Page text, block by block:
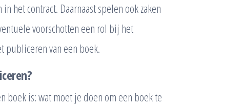
het contract. Daarnaast spelen ook zaken
voorschotten een rol bij het
van een boek.
boek is: wat moet je doen om een boek te